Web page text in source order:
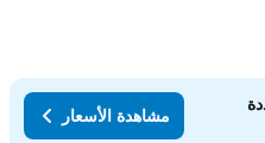
مشاهدة الأسعار